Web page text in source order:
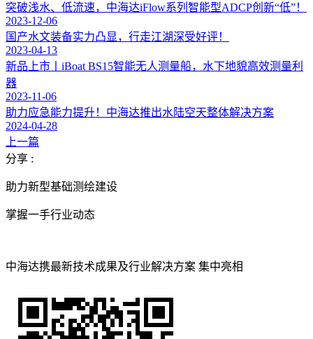
突破浅水、低流速，中海达iFlow系列智能型ADCP创新“低”！
2023-12-06
国产水文装备实力凸显，行走江湖深受好评！
2023-04-13
新品上市丨iBoat BS15智能无人测量船，水下地貌高效测量利
器
2023-11-06
助力应急能力提升！中海达推出水陆空天整体解决方案
2024-04-28
上一篇
分享 :
助力新型基础测绘建设
掌握一手行业动态
中海达携最新技术成果及行业解决方案 集中亮相